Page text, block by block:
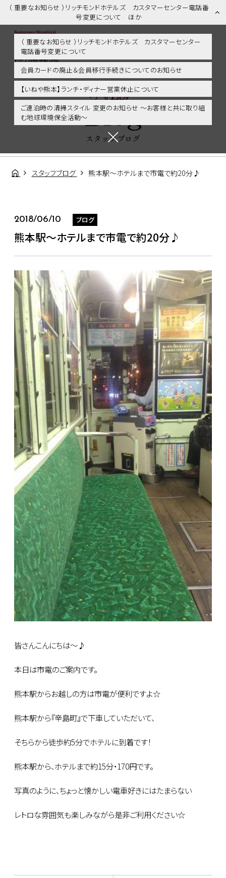
（ 重要なお知らせ ）リッチモンドホテルズ カスタマーセンター電話番
号変更について ほか
（ 重要なお知らせ ）リッチモンドホテルズ カスタマーセンター
電話番号変更について
会員カードの廃止＆会員移行手続きについてのお知らせ
【いねや熊本】ランチ・ディナー営業休止について
ご連泊時の清掃スタイル 変更のお知らせ ～お客様と共に取り組
む地球環境保全活動～
スタッフブログ | 熊本市内・新市街・熊本城に好アクセス！リッチモン
ドホテル熊本新市街
Blog
Blog
スタッフブログ
スタッフブログ 熊本駅～ホテルまで市電で約20分♪
2018/06/10 ブログ
熊本駅～ホテルまで市電で約20分♪
皆さんこんにちは～♪
本日は市電のご案内です。
熊本駅からお越しの方は市電が便利ですよ☆
熊本駅から『辛島町』で下車していただいて、
そちらから徒歩約5分でホテルに到着です！
熊本駅から、ホテルまで約15分・170円です。
写真のように、ちょっと懐かしい電車好きにはたまらない
レトロな雰囲気も楽しみながら是非ご利用ください☆